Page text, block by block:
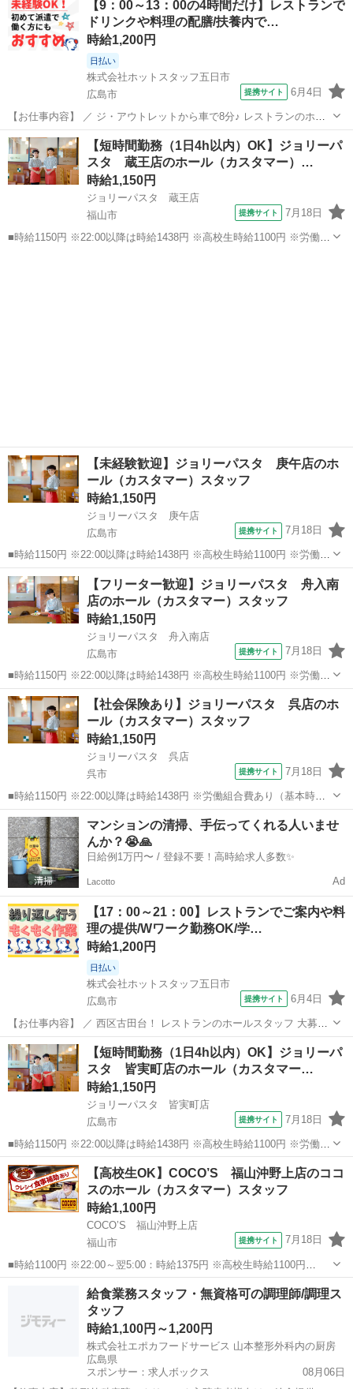
時給＋50円 ■広島県広島市南区段原南1-1-1 ■アルバイト、パ...
【9：00～13：00の4時間だけ】レストランで
ドリンクや料理の配膳/扶養内で…
時給1,200円
日払い
株式会社ホットスタッフ五日市
広島市
提携サイト 6月4日
【お仕事内容】 ／ ジ・アウトレットから車で8分♪ レストランのホー
ルスタッフ☆ ＼ ★こんな魅力がいっぱい★ ・4時間だけ×残業なし！
・Wワークや扶養内での勤務OK！ ・格安でオシャレなまかないが食
べれる！ ...
広島 広島市 ファミレス
【短時間勤務（1日4h以内）OK】ジョリーパ
スタ 蔵王店のホール（カスタマー）…
時給1,150円
ジョリーパスタ 蔵王店
福山市
提携サイト 7月18日
■時給1150円 ※22:00以降は時給1438円 ※高校生時給1100円 ※労働組
【未経験歓迎】ジョリーパスタ 庚午店のホ
ール（カスタマー）スタッフ
時給1,150円
ジョリーパスタ 庚午店
広島市
提携サイト 7月18日
■時給1150円 ※22:00以降は時給1438円 ※高校生時給1100円 ※労働組
合費あり（基本時給×月間時間数×1.8％） ■土日・祝手当 土日・祝は
時給＋50円 ■広島県広島市西区庚午北1-6-27 ■アルバイト、...
広島 広島市 ファミレス
【フリーター歓迎】ジョリーパスタ 舟入南
店のホール（カスタマー）スタッフ
時給1,150円
ジョリーパスタ 舟入南店
広島市
提携サイト 7月18日
■時給1150円 ※22:00以降は時給1438円 ※高校生時給1100円 ※労働組
合費あり（基本時給×月間時間数×1.8％） ■土日・祝手当 土日・祝は
時給＋50円 ■広島県広島市中区舟入南6-3-29 ■アルバイト、...
広島 広島市 ファミレス
【社会保険あり】ジョリーパスタ 呉店のホ
ール（カスタマー）スタッフ
時給1,150円
ジョリーパスタ 呉店
呉市
提携サイト 7月18日
■時給1150円 ※22:00以降は時給1438円 ※労働組合費あり（基本時給×
月間時間数×1.8％） ■土日・祝手当 土日・祝は時給＋50円 ■広島県呉
市中央2-5-20 ■アルバイト、パート ■未経験歓迎、フリーター...
広島 呉市
マンションの清掃、手伝ってくれる人いませ
んか？😭🙏
日給例1万円〜 / 登録不要！高時給求人多数✨
Lacotto Ad
【17：00～21：00】レストランでご案内や料
理の提供/Wワーク勤務OK/学…
時給1,200円
日払い
株式会社ホットスタッフ五日市
広島市
提携サイト 6月4日
【お仕事内容】 ／ 西区古田台！ レストランのホールスタッフ 大募
集！！ ＼ 夕方からの勤務だから 学校終わりの学生さんや Wワーク
として働きたい方に★ おしゃれなまかないが 格安で食べれるので 仕
事終わりの楽しみにな...
広島 広島市 ファミレス
【短時間勤務（1日4h以内）OK】ジョリーパ
スタ 皆実町店のホール（カスタマー…
時給1,150円
ジョリーパスタ 皆実町店
広島市
提携サイト 7月18日
■時給1150円 ※22:00以降は時給1438円 ※高校生時給1100円 ※労働組
合費あり（基本時給×月間時間数×1.8％） ■土日・祝手当 土日・祝は
時給＋50円 ■広島県広島市南区皆実町6-14-8 ■アルバイト、...
広島 広島市 ファミレス
【高校生OK】COCO’S 福山沖野上店のココ
スのホール（カスタマー）スタッフ
時給1,100円
COCO’S 福山沖野上店
福山市
提携サイト 7月18日
■時給1100円 ※22:00～翌5:00：時給1375円 ※高校生時給1100円
■【土日祝加給】 土日祝は1時間当たり＋100円 ■特別手当 早朝手当
（5:00～8:00）時給＋200円 ■広島県福山市沖野上町2...
ファミレス
給食業務スタッフ・無資格可の調理師/調理ス
タッフ
時給1,100円～1,200円
株式会社エポカフードサービス 山本整形外科内の厨房
広島県
スポンサー：求人ボックス
08月06日